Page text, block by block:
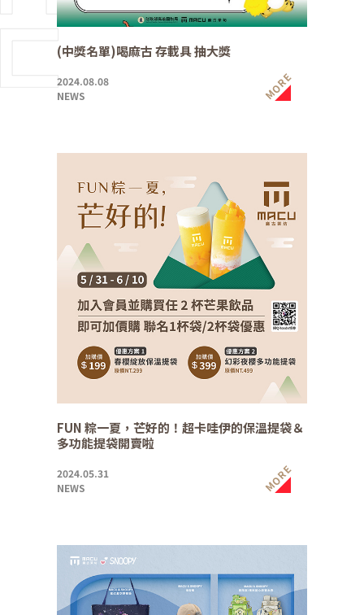
(中獎名單)喝麻古 存載具 抽大獎
2024.08.08
NEWS
MORE
FUN 粽一夏，芒好的！超卡哇伊的保溫提袋＆
多功能提袋開賣啦
2024.05.31
NEWS
MORE